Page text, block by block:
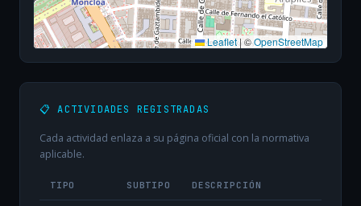
Leaflet|©OpenStreetMap
📋 ACTIVIDADES REGISTRADAS
Cada actividad enlaza a su página oficial con la normativa
aplicable.
TIPO SUBTIPO DESCRIPCIÓN